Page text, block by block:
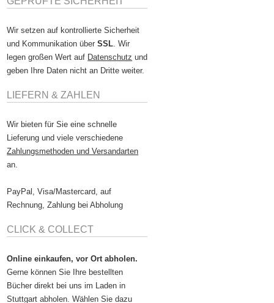
Wir setzen auf kontrollierte Sicherheit
und Kommunikation überSSL. Wir
legen großen Wert auf Datenschutz und
geben Ihre Daten nicht an Dritte weiter.
LIEFERN & ZAHLEN
Wir bieten für Sie eine schnelle
Lieferung und viele verschiedene
Zahlungsmethoden und Versandarten
an.
PayPal, Visa/Mastercard, auf
Rechnung, Zahlung bei Abholung
CLICK & COLLECT
Online einkaufen, vor Ort abholen.
Gerne können Sie Ihre bestellten
Bücher direkt bei uns im Laden in
Stuttgart abholen. Wählen Sie dazu